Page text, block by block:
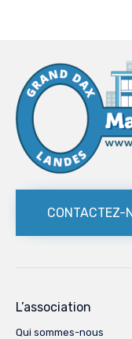
CONTACTEZ-
L’association
Qui sommes-nous